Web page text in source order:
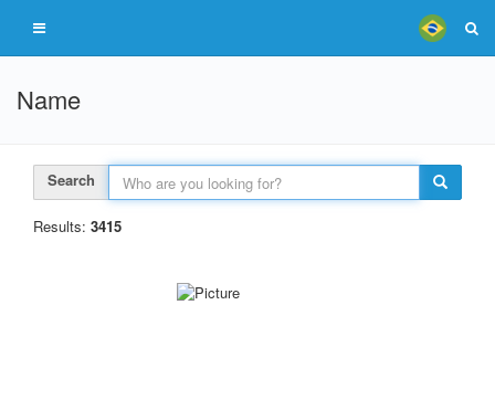
Name
Search
Results: 3415